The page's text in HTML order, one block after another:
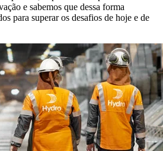
e sabemos que dessa forma
para superar os desafios de hoje e de